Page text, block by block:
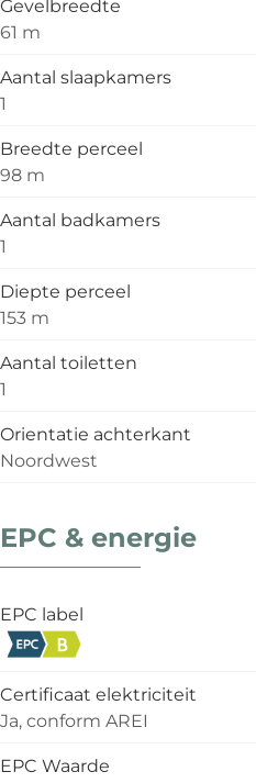
Gevelbreedte
61 m
Aantal slaapkamers
1
Breedte perceel
98 m
Aantal badkamers
1
Diepte perceel
153 m
Aantal toiletten
1
Orientatie achterkant
Noordwest
EPC & energie
EPC label
Certificaat elektriciteit
Ja, conform AREI
EPC Waarde